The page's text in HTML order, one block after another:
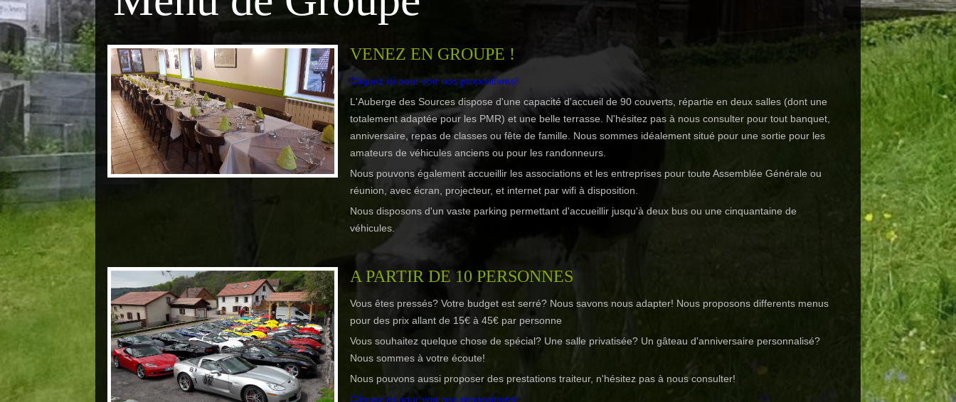
VENEZ EN GROUPE !
Cliquez ici pour voir nos propositions!
L'Auberge des Sources dispose d'une capacité d'accueil de 90 couverts, répartie en deux salles (dont une
totalement adaptée pour les PMR) et une belle terrasse. N'hésitez pas à nous consulter pour tout banquet,
anniversaire, repas de classes ou fête de famille. Nous sommes idéalement situé pour une sortie pour les
amateurs de véhicules anciens ou pour les randonneurs.
Nous pouvons également accueillir les associations et les entreprises pour toute Assemblée Générale ou
réunion, avec écran, projecteur, et internet par wifi à disposition.
Nous disposons d'un vaste parking permettant d'accueillir jusqu'à deux bus ou une cinquantaine de
véhicules.
A PARTIR DE 10 PERSONNES
Vous êtes pressés? Votre budget est serré? Nous savons nous adapter! Nous proposons differents menus
pour des prix allant de 15€ à 45€ par personne
Vous souhaitez quelque chose de spécial? Une salle privatisée? Un gâteau d'anniversaire personnalisé?
Nous sommes à votre écoute!
Nous pouvons aussi proposer des prestations traiteur, n'hésitez pas à nous consulter!
Cliquez ici pour voir nos propositions!